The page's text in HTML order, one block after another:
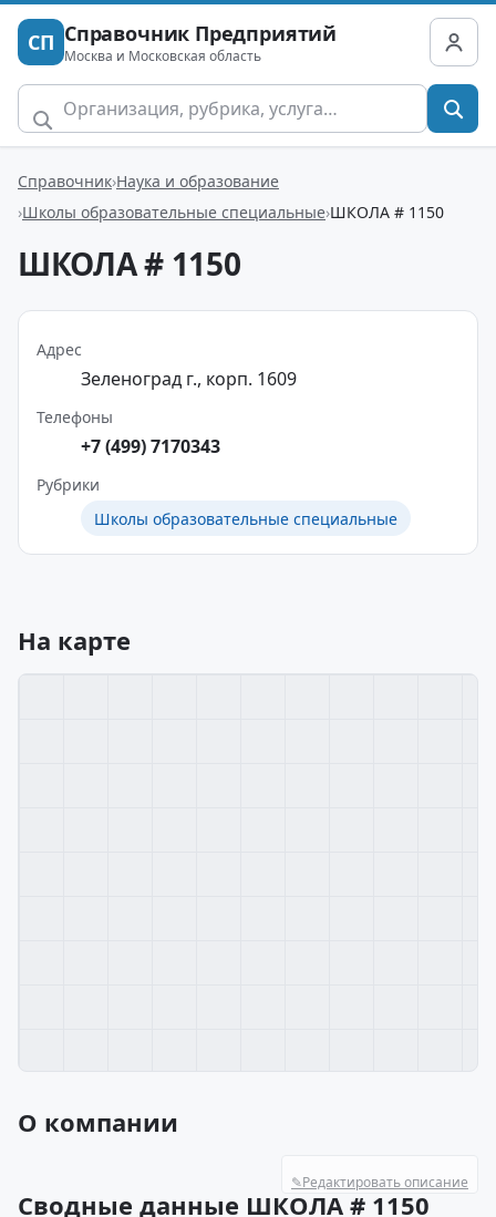
СП Справочник Предприятий
Москва и Московская область
Справочник Наука и образование
Школы образовательные специальные ШКОЛА # 1150
ШКОЛА # 1150
Адрес
Зеленоград г., корп. 1609
Телефоны
+7 (499) 7170343
Рубрики
Школы образовательные специальные
На карте
О компании
✎Редактировать описание
Сводные данные ШКОЛА # 1150